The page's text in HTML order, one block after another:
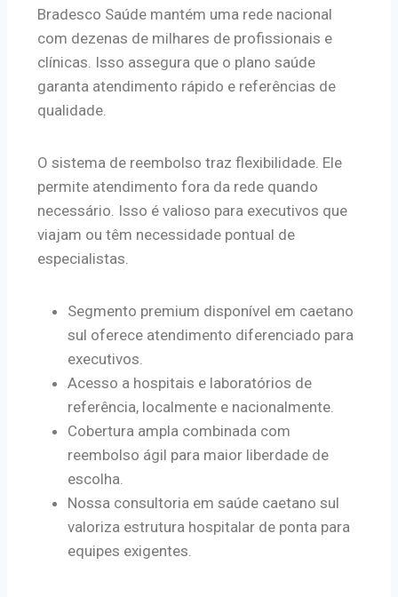
Bradesco Saúde mantém uma rede nacional
com dezenas de milhares de profissionais e
clínicas. Isso assegura que o plano saúde
garanta atendimento rápido e referências de
qualidade.
O sistema de reembolso traz flexibilidade. Ele
permite atendimento fora da rede quando
necessário. Isso é valioso para executivos que
viajam ou têm necessidade pontual de
especialistas.
Segmento premium disponível em caetano
sul oferece atendimento diferenciado para
executivos.
Acesso a hospitais e laboratórios de
referência, localmente e nacionalmente.
Cobertura ampla combinada com
reembolso ágil para maior liberdade de
escolha.
Nossa consultoria em saúde caetano sul
valoriza estrutura hospitalar de ponta para
equipes exigentes.